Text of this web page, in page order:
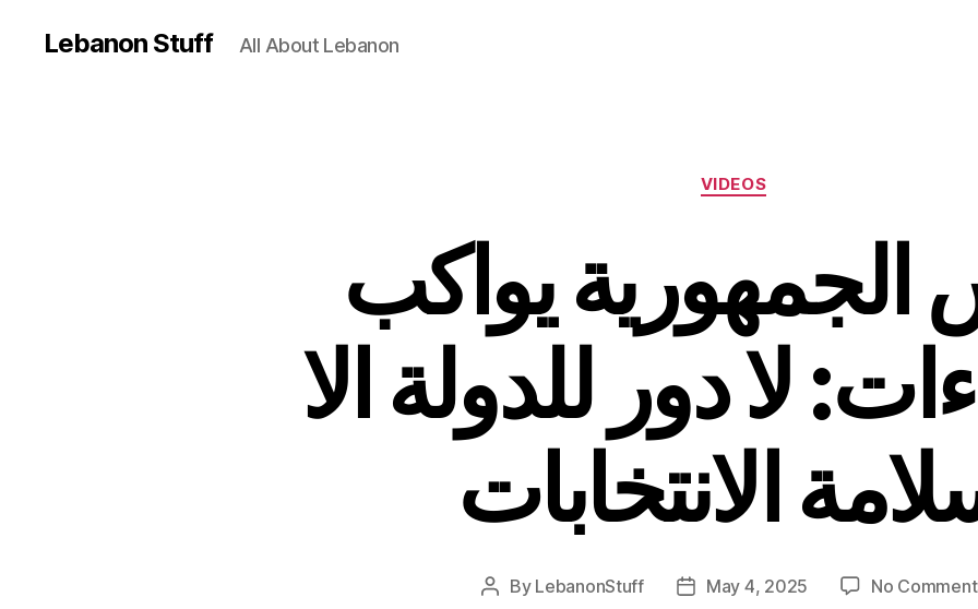
Lebanon Stuff All About Lebanon
Categories
VIDEOS
الجمهورية يواكب
لا دور للدولة الا
الانتخابات
Post
By LebanonStuff
PostMay 4, 2025 No